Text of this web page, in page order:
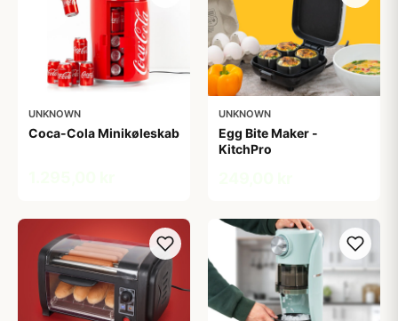
UNKNOWN
Coca-Cola Minikøleskab
UNKNOWN
Egg Bite Maker -
KitchPro